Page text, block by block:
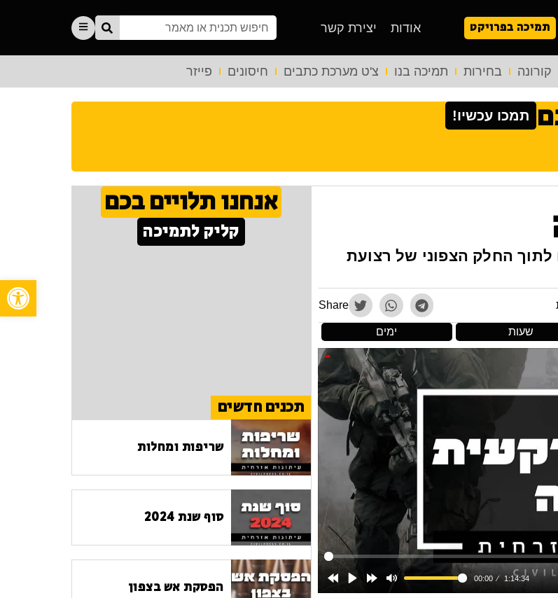
תמיכה בפרויקט אודות יצירת קשר
קורונה בחירות תמיכה בנו צ'ט מערכת כתבים חיסונים פייזר
תמכו עכשיו!
החלק הצפוני של רצועת
Share
ימים שעות
אנחנו תלויים בכם
קליק לתמיכה
תכנים חדשים
שריפות ומחלות
סוף שנת 2024
הפסקת אש בצפון